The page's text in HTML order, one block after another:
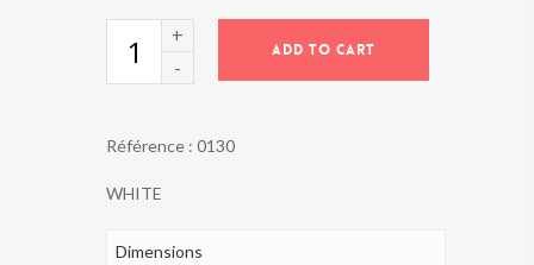
NEPTUNE
ADD TO CART
Référence : 0130
WHITE
Dimensions